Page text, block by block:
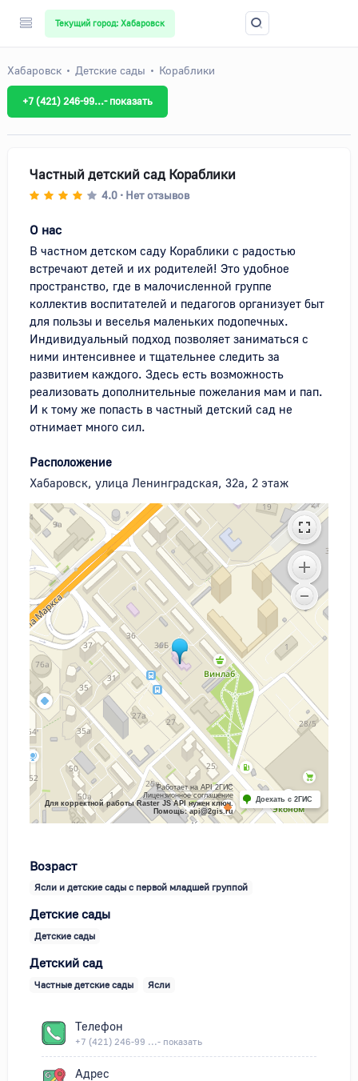
Текущий город: Хабаровск
Хабаровск Детские сады Кораблики
+7 (421) 246-99...- показать
Частный детский сад Кораблики
4.0 • Нет отзывов
О нас
В частном детском саду Кораблики с радостью
встречают детей и их родителей! Это удобное
пространство, где в малочисленной группе
коллектив воспитателей и педагогов организует быт
для пользы и веселья маленьких подопечных.
Индивидуальный подход позволяет заниматься с
ними интенсивнее и тщательнее следить за
развитием каждого. Здесь есть возможность
реализовать дополнительные пожелания мам и пап.
И к тому же попасть в частный детский сад не
отнимает много сил.
Расположение
Хабаровск, улица Ленинградская, 32а, 2 этаж
Работает на API 2ГИС
Лицензионное соглашение
Для корректной работы Raster JS API нужен ключ.
Помощь: api@2gis.ru
Доехать с 2ГИС
Возраст
Ясли и детские сады с первой младшей группой
Детские сады
Детские сады
Детский сад
Частные детские сады Ясли
Телефон
+7 (421) 246-99 ...- показать
Адрес